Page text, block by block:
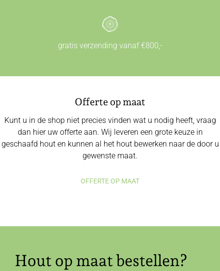
gratis verzending vanaf €800,-
Offerte op maat
Kunt u in de shop niet precies vinden wat u nodig heeft, vraag
dan hier uw offerte aan. Wij leveren een grote keuze in
geschaafd hout en kunnen al het hout bewerken naar de door u
gewenste maat.
OFFERTE OP MAAT
Hout op maat bestellen?